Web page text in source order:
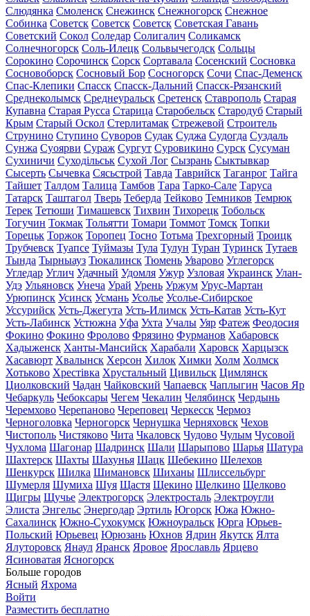
Слюдянка Смоленск Снежинск Снежногорск Снежное
Собинка Советск Советск Советск Советская Гавань
Советский Сокол Соледар Солигалич Соликамск
Солнечногорск Соль-Илецк Сольвычегодск Сольцы
Сорокино Сорочинск Сорск Сортавала Сосенский Сосновка
Сосновоборск Сосновый Бор Сосногорск Сочи Спас-Деменск
Спас-Клепики Спасск Спасск-Дальний Спасск-Рязанский
Среднеколымск Среднеуральск Сретенск Ставрополь Старая
Купавна Старая Русса Старица Старобельск Стародуб Старый
Крым Старый Оскол Стерлитамак Стрежевой Строитель
Струнино Ступино Суворов Судак Суджа Судогда Суздаль
Сунжа Суоярви Сураж Сургут Суровикино Сурск Сусуман
Сухиничи Суходільськ Сухой Лог Сызрань Сыктывкар
Сысерть Сычевка Сясьстрой Тавда Таврийск Таганрог Тайга
Тайшет Талдом Талица Тамбов Тара Тарко-Сале Таруса
Татарск Таштагол Тверь Теберда Тейково Темников Темрюк
Терек Тетюши Тимашевск Тихвин Тихорецк Тобольск
Тогучин Токмак Тольятти Томари Томмот Томск Топки
Торецьк Торжок Торопец Тосно Тотьма Трехгорный Троицк
Трубчевск Туапсе Туймазы Тула Тулун Туран Туринск Тутаев
Тында Тырныауз Тюкалинск Тюмень Уварово Углегорск
Угледар Углич Удачный Удомля Ужур Узловая Украинск Улан-
Удэ Ульяновск Унеча Урай Урень Уржум Урус-Мартан
Урюпинск Усинск Усмань Усолье Усолье-Сибирское
Уссурийск Усть-Джегута Усть-Илимск Усть-Катав Усть-Кут
Усть-Лабинск Устюжна Уфа Ухта Учалы Уяр Фатеж Феодосия
Фокино Фокино Фролово Фрязино Фурманов Хабаровск
Хадыженск Ханты-Мансийск Харабали Харовск Харцызск
Хасавюрт Хвалынск Херсон Хилок Химки Холм Холмск
Хотьково Хрестівка Хрустальный Цивильск Цимлянск
Циолковский Чадан Чайковский Чапаевск Чаплыгин Часов Яр
Чебаркуль Чебоксары Чегем Чекалин Челябинск Чердынь
Черемхово Черепаново Череповец Черкесск Чермоз
Черноголовка Черногорск Чернушка Черняховск Чехов
Чистополь Чистяково Чита Чкаловск Чудово Чулым Чусовой
Чухлома Шагонар Шадринск Шали Шарыпово Шарья Шатура
Шахтерск Шахты Шахунья Шацк Шебекино Шелехов
Шенкурск Шилка Шимановск Шиханы Шлиссельбург
Шумерля Шумиха Шуя Щастя Щекино Щелкино Щелково
Щигры Щучье Электрогорск Электросталь Электроугли
Элиста Энгельс Энергодар Эртиль Югорск Южа Южно-
Сахалинск Южно-Сухокумск Южноуральск Юрга Юрьев-
Польский Юрьевец Юрюзань Юхнов Ядрин Якутск Ялта
Ялуторовск Янаул Яранск Яровое Ярославль Ярцево
Ясиноватая Ясногорск
Больше городов
Ясный Яхрома
Войти
Разместить бесплатно